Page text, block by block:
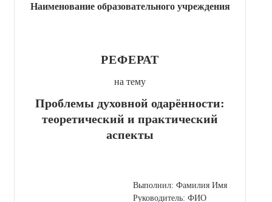
Наименование образовательного учреждения
РЕФЕРАТ
на тему
Проблемы духовной одарённости:
теоретический и практический
аспекты
Выполнил: Фамилия Имя
Руководитель: ФИО